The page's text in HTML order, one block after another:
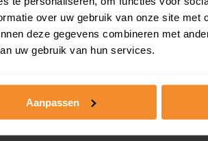
over uw gebruik van onze site met
deze gegevens combineren met
uw gebruik van hun services.
Aanpassen
267 m2 29
2.270 m2 05